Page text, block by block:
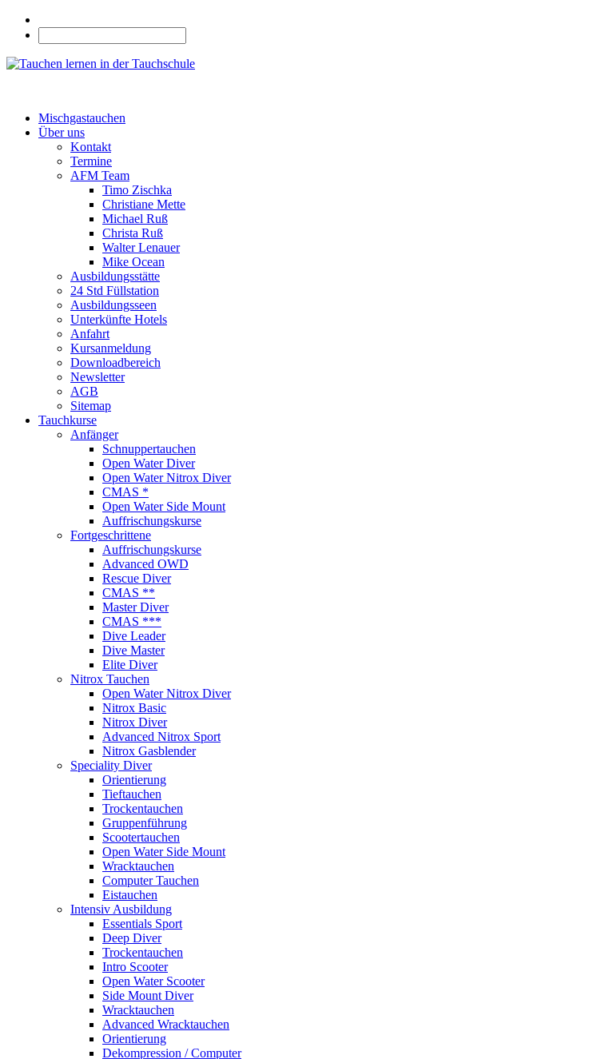
Mischgastauchen
Über uns
Kontakt
Termine
AFM Team
Timo Zischka
Christiane Mette
Michael Ruß
Christa Ruß
Walter Lenauer
Mike Ocean
Ausbildungsstätte
24 Std Füllstation
Ausbildungsseen
Unterkünfte Hotels
Anfahrt
Kursanmeldung
Downloadbereich
Newsletter
AGB
Sitemap
Tauchkurse
Anfänger
Schnuppertauchen
Open Water Diver
Open Water Nitrox Diver
CMAS *
Open Water Side Mount
Auffrischungskurse
Fortgeschrittene
Auffrischungskurse
Advanced OWD
Rescue Diver
CMAS **
Master Diver
CMAS ***
Dive Leader
Dive Master
Elite Diver
Nitrox Tauchen
Open Water Nitrox Diver
Nitrox Basic
Nitrox Diver
Advanced Nitrox Sport
Nitrox Gasblender
Speciality Diver
Orientierung
Tieftauchen
Trockentauchen
Gruppenführung
Scootertauchen
Open Water Side Mount
Wracktauchen
Computer Tauchen
Eistauchen
Intensiv Ausbildung
Essentials Sport
Deep Diver
Trockentauchen
Intro Scooter
Open Water Scooter
Side Mount Diver
Wracktauchen
Advanced Wracktauchen
Orientierung
Dekompression / Computer